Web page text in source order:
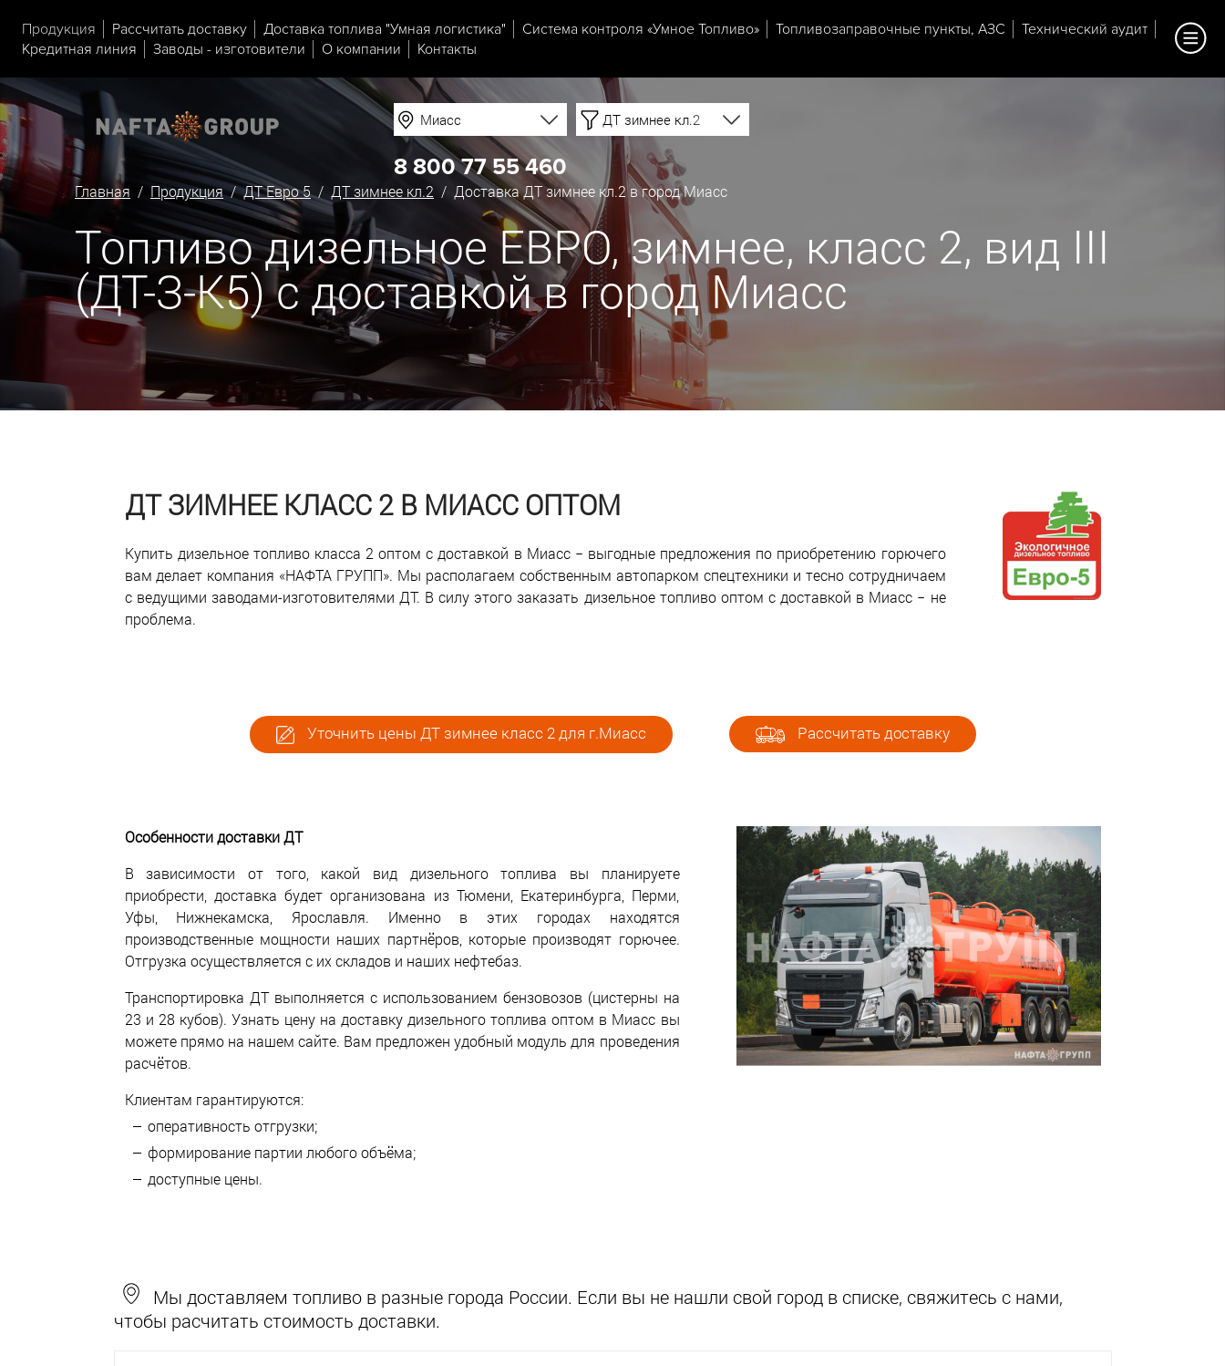
Продукция Рассчитать доставку Доставка топлива "Умная логистика" Система контроля «Умное Топливо» Топливозаправочные пункты, АЗС
Технический аудит
Кредитная линия
Заводы - изготовители О компании Контакты
Миасс ДТ зимнее кл.2
8 800 77 55 460
Главная / Продукция/ДТ Евро 5/ ДТ зимнее кл.2 / Доставка ДТ зимнее кл.2 в город Миасс
Топливо дизельное ЕВРО, зимнее, класс 2, вид III
(ДТ-З-К5) с доставкой в город Миасс
ДТ ЗИМНЕЕ КЛАСС 2 В МИАСС ОПТОМ
Купить дизельное топливо класса 2 оптом с доставкой в Миасс − выгодные предложения по приобретению горючего
вам делает компания «НАФТА ГРУПП». Мы располагаем собственным автопарком спецтехники и тесно сотрудничаем
с ведущими заводами-изготовителями ДТ. В силу этого заказать дизельное топливо оптом с доставкой в Миасс − не
проблема.
Уточнить цены ДТ зимнее класс 2 для г.Миасс Рассчитать доставку
Особенности доставки ДТ
В зависимости от того, какой вид дизельного топлива вы планируете
приобрести, доставка будет организована из Тюмени, Екатеринбурга, Перми,
Уфы, Нижнекамска, Ярославля. Именно в этих городах находятся
производственные мощности наших партнёров, которые производят горючее.
Отгрузка осуществляется с их складов и наших нефтебаз.
Транспортировка ДТ выполняется с использованием бензовозов (цистерны на
23 и 28 кубов). Узнать цену на доставку дизельного топлива оптом в Миасс вы
можете прямо на нашем сайте. Вам предложен удобный модуль для проведения
расчётов.
Клиентам гарантируются:
оперативность отгрузки;
формирование партии любого объёма;
доступные цены.
Мы доставляем топливо в разные города России. Если вы не нашли свой город в списке, свяжитесь с нами,
чтобы расчитать стоимость доставки.